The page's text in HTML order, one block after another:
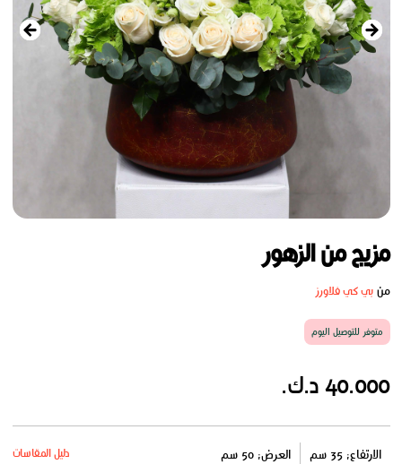
مزيج من الزهور
منبي كي فلاورز
متوفر للتوصيل اليوم
40.000 د.ك.
الارتفاع: 35 سم العرض: 50 سم دليل المقاسات